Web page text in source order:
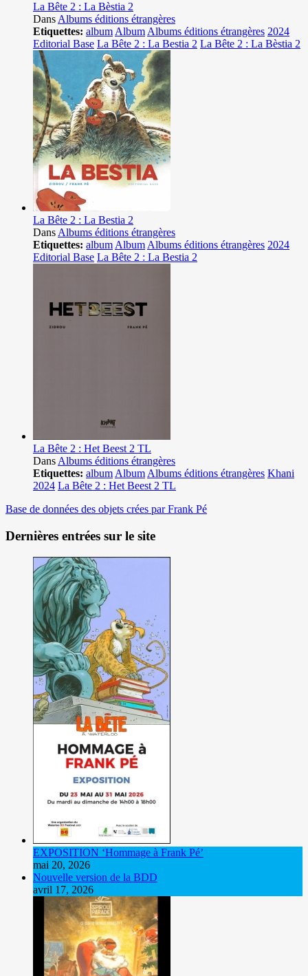
La Bête 2 : La Bèstia 2
Dans Albums éditions étrangères
Etiquettes: album Album Albums éditions étrangères 2024
Editorial Base La Bête 2 : La Bestia 2 La Bête 2 : La Bèstia 2
La Bête 2 : La Bestia 2
Dans Albums éditions étrangères
Etiquettes: album Album Albums éditions étrangères 2024
Editorial Base La Bête 2 : La Bestia 2
La Bête 2 : Het Beest 2 TL
Dans Albums éditions étrangères
Etiquettes: album Album Albums éditions étrangères Khani
2024 La Bête 2 : Het Beest 2 TL
Base de données des objets crées par Frank Pé
Dernières entrées sur le site
EXPOSITION ‘Hommage à Frank Pé’
mai 20, 2026
Nouvelle version de la BDD
avril 17, 2026